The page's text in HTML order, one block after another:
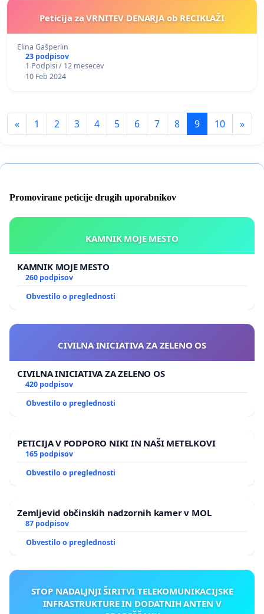
Peticija za VRNITEV DENARJA ob RECIKLAŽI
Elina Gašperlin
23 podpisov
1 Podpisi / 12 mesecev
10 Feb 2024
« 1 2 3 4 5 6 7 8 9 10 »
Promovirane peticije drugih uporabnikov
KAMNIK MOJE MESTO
KAMNIK MOJE MESTO
260 podpisov
Obvestilo o preglednosti
CIVILNA INICIATIVA ZA ZELENO OS
CIVILNA INICIATIVA ZA ZELENO OS
420 podpisov
Obvestilo o preglednosti
PETICIJA V PODPORO NIKI IN NAŠI METELKOVI
165 podpisov
Obvestilo o preglednosti
Zemljevid občinskih nadzornih kamer v MOL
87 podpisov
Obvestilo o preglednosti
STOP NADALJNJI ŠIRITVI TELEKOMUNIKACIJSKE
INFRASTRUKTURE IN DODATNIH ANTEN V